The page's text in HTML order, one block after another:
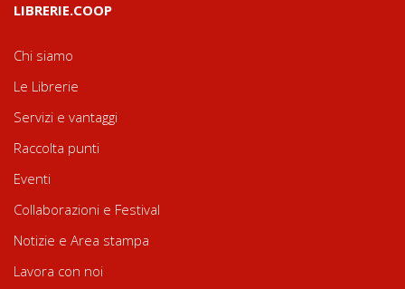
LIBRERIE.COOP
Chi siamo
Le Librerie
Servizi e vantaggi
Raccolta punti
Eventi
Collaborazioni e Festival
Notizie e Area stampa
Lavora con noi